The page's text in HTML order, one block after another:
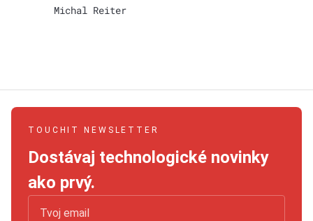
Michal Reiter
TOUCHIT NEWSLETTER
Dostávaj technologické novinky
ako prvý.